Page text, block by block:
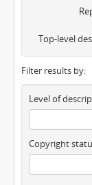
Top-level
Filter results by:
Level of
Copyright